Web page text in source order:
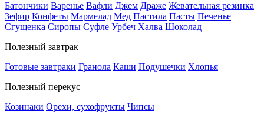
Батончики Варенье Вафли Джем Драже Жевательная резинка
Зефир Конфеты Мармелад Мед Пастила Пасты Печенье
Сгущенка Сиропы Суфле Урбеч Халва Шоколад
Полезный завтрак
Готовые завтраки Гранола Каши Подушечки Хлопья
Полезный перекус
Козинаки Орехи, сухофрукты Чипсы